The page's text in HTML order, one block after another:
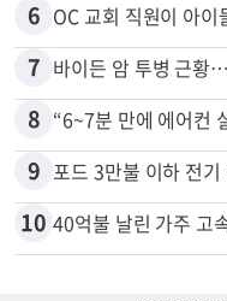
5 휴매나, 메디캘 어드
6 OC 교회 직원이 아
7
8
9 포드 3만불 이하 전기